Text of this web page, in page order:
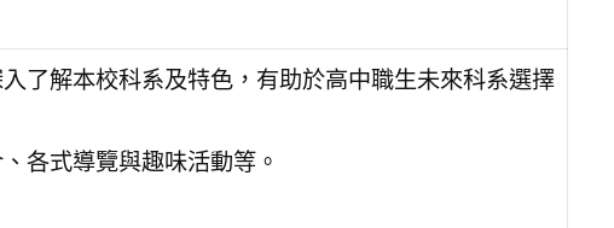
了解本校科系及特色，有助於高中職生未來科系選擇
各式導覽與趣味活動等。